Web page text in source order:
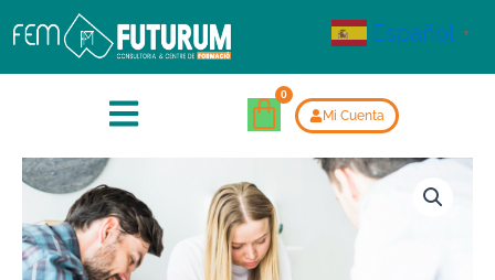
Mi Cuenta
Español ▼